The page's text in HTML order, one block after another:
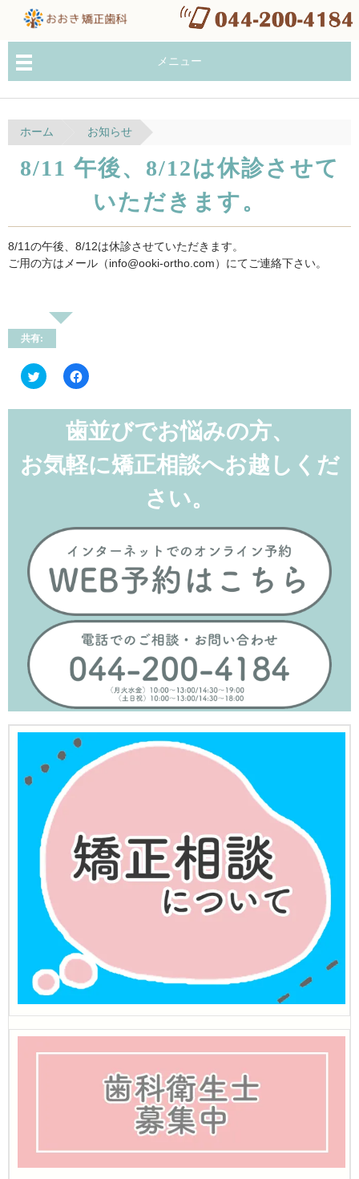
メニュー
ホーム お知らせ
8/11 午後、8/12は休診させて
いただきます。
8/11の午後、8/12は休診させていただきます。
ご用の方はメール（info@ooki-ortho.com）にてご連絡下さい。
共有:
ク
リ
し
Twitter
有
(新
し
ウ
で
き
ま
す)
Facebook
で
す
る
に
は
リ
ッ
ク
さ
(新
し
い
ウ
ィ
ン
ウ
で
開
き
す)
歯並びでお悩みの方、
お気軽に矯正相談へお越しくだ
さい。